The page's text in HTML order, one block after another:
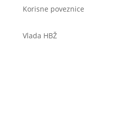
Korisne poveznice
Vlada HBŽ